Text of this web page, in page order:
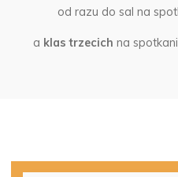
od razu do sal na
a klas trzecich na